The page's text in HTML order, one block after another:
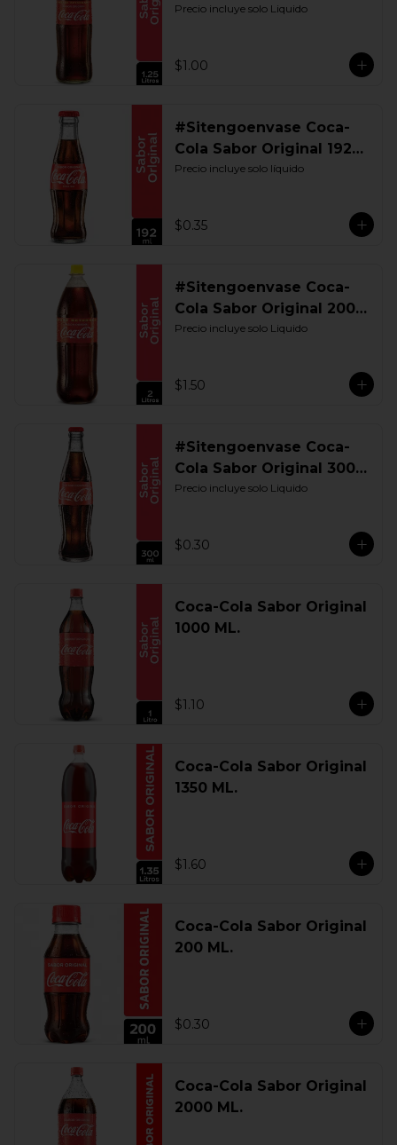
ML. Retornable UIO
Precio incluye solo Liquido
$1.00
#Sitengoenvase Coca-
Cola Sabor Original 192
ML. Retornable
Precio incluye solo líquido
$0.35
#Sitengoenvase Coca-
Cola Sabor Original 2000
ML. Retornable
Precio incluye solo Liquido
$1.50
#Sitengoenvase Coca-
Cola Sabor Original 300
ML. Retornable
Precio incluye solo Liquido
$0.30
Coca-Cola Sabor Original
1000 ML.
$1.10
Coca-Cola Sabor Original
1350 ML.
$1.60
Coca-Cola Sabor Original
200 ML.
$0.30
Coca-Cola Sabor Original
2000 ML.